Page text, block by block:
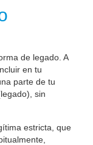
de legado. A
en tu
parte de tu
sin
estricta, que